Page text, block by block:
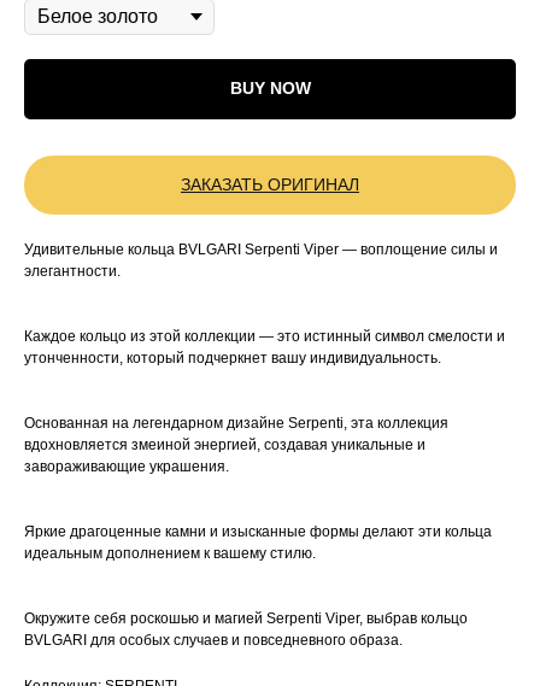
BUY NOW
ЗАКАЗАТЬ ОРИГИНАЛ
Удивительные кольца BVLGARI Serpenti Viper — воплощение силы и
элегантности.
Каждое кольцо из этой коллекции — это истинный символ смелости и
утонченности, который подчеркнет вашу индивидуальность.
Основанная на легендарном дизайне Serpenti, эта коллекция
вдохновляется змеиной энергией, создавая уникальные и
завораживающие украшения.
Яркие драгоценные камни и изысканные формы делают эти кольца
идеальным дополнением к вашему стилю.
Окружите себя роскошью и магией Serpenti Viper, выбрав кольцо
BVLGARI для особых случаев и повседневного образа.